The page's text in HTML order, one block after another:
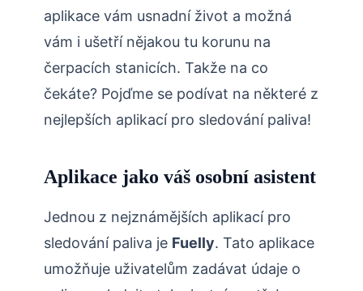
aplikace vám usnadní život a možná
vám i ušetří nějakou tu korunu na
čerpacích stanicích. Takže na co
čekáte? Pojďme se podívat na některé z
nejlepších aplikací pro sledování paliva!
Aplikace jako váš osobní asistent
Jednou z nejznámějších aplikací pro
sledování paliva je Fuelly. Tato aplikace
umožňuje uživatelům zadávat údaje o